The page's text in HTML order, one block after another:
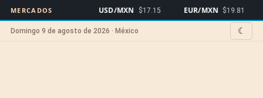
MERCADOS USD/MXN $17.15 EUR/MXN $19.81
Domingo 9 de agosto de 2026 · México ☾